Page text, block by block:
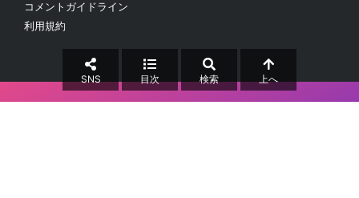
コメントガイドライン
利用規約
SNS 目次 検索 上へ